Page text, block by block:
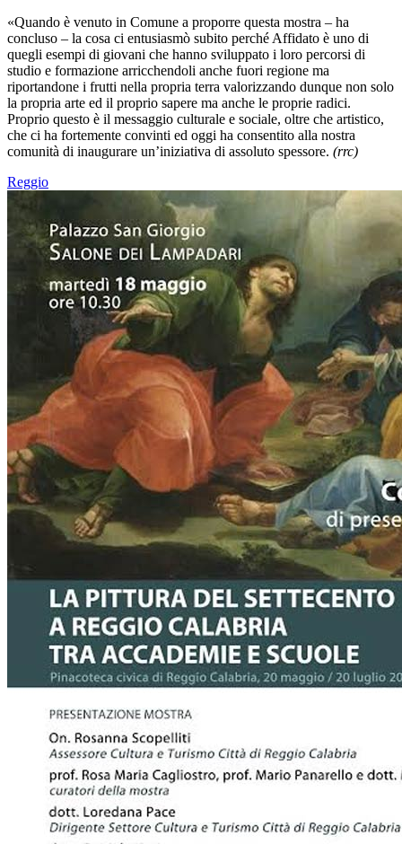
«Quando è venuto in Comune a proporre questa mostra – ha
concluso – la cosa ci entusiasmò subito perché Affidato è uno di
quegli esempi di giovani che hanno sviluppato i loro percorsi di
studio e formazione arricchendoli anche fuori regione ma
riportandone i frutti nella propria terra valorizzando dunque non solo
la propria arte ed il proprio sapere ma anche le proprie radici.
Proprio questo è il messaggio culturale e sociale, oltre che artistico,
che ci ha fortemente convinti ed oggi ha consentito alla nostra
comunità di inaugurare un’iniziativa di assoluto spessore. (rrc)
Reggio